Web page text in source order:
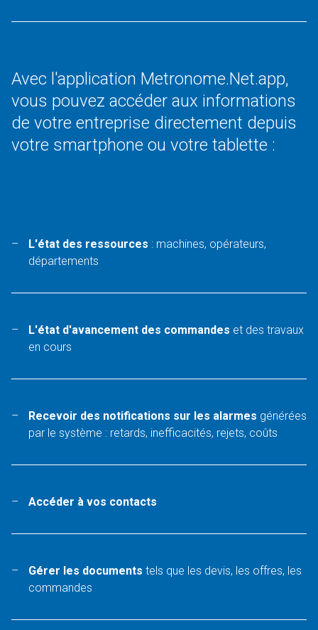
Avec l'application Metronome.Net.app,
vous pouvez accéder aux informations
de votre entreprise directement depuis
votre smartphone ou votre tablette :
L'état des ressources : machines, opérateurs,
départements
L'état d'avancement des commandes et des travaux
en cours
Recevoir des notifications sur les alarmes générées
par le système : retards, inefficacités, rejets, coûts
Accéder à vos contacts
Gérer les documents tels que les devis, les offres, les
commandes